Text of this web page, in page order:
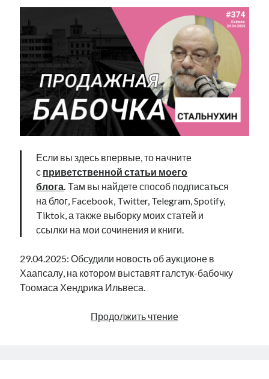
Если вы здесь впервые, то начните
с приветственной статьи моего
блога. Там вы найдете способ подписаться
на блог, Facebook, Twitter, Telegram, Spotify,
Tiktok, а также выборку моих статей и
ссылки на мои сочинения и книги.
29.04.2025: Обсудили новость об аукционе в
Хаапсалу, на котором выставят галстук-бабочку
Тоомаса Хендрика Ильвеса.
Продолжить чтениеПродажная